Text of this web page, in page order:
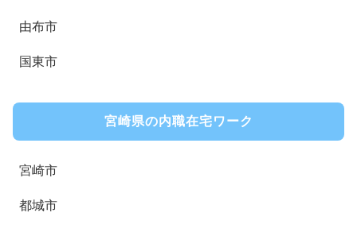
由布市
国東市
宮崎県の内職在宅ワーク
宮崎市
都城市